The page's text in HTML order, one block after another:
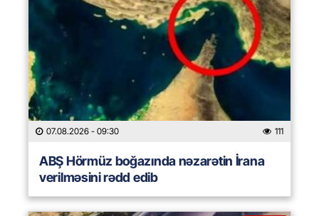
07.08.2026 - 09:30 111
ABŞ Hörmüz boğazında nəzarətin İrana
verilməsini rədd edib